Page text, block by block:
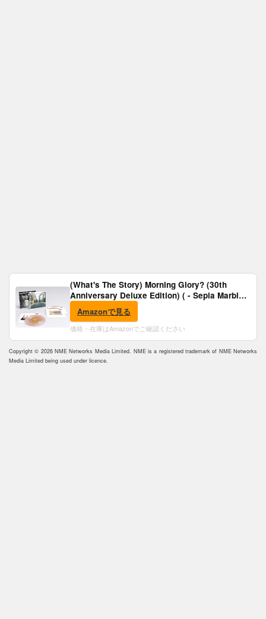
(What's The Story) Morning Glory? (30th
Anniversary Deluxe Edition) ( - Sepia Marble
Vinyl) [Analog]
Amazonで見る
価格・在庫はAmazonでご確認ください
Copyright © 2026 NME Networks Media Limited. NME is a registered trademark of NME Networks
Media Limited being used under licence.